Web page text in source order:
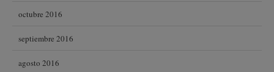
octubre 2016
septiembre 2016
agosto 2016